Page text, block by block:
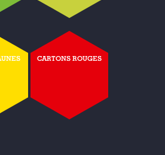
CARTONS ROUGES